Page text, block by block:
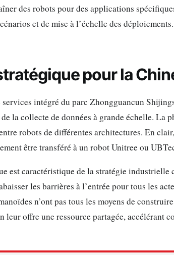
des robots pour des applications
et de mise à l’échelle des déploiements.
pour la
intégré du parc Zhongguancun
la collecte de données à grande échelle. La
robots de différentes architectures. En
être transféré à un robot Unitree ou
est caractéristique de la stratégie industrielle
les barrières à l’entrée pour tous les
n’ont pas tous les moyens de
leur offre une ressource partagée, accélérant